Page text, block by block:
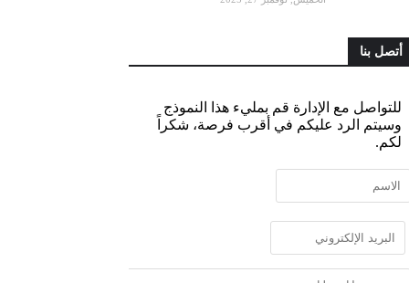
أتصل بنا
للتواصل مع الإدارة قم بمليء هذا النموذج
وسيتم الرد عليكم في أقرب فرصة، شكراً
لكم.